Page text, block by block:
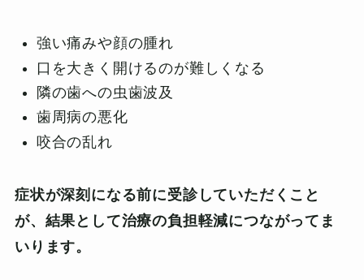
強い痛みや顔の腫れ
口を大きく開けるのが難しくなる
隣の歯への虫歯波及
歯周病の悪化
咬合の乱れ
症状が深刻になる前に受診していただくこと
が、結果として治療の負担軽減につながってま
いります。